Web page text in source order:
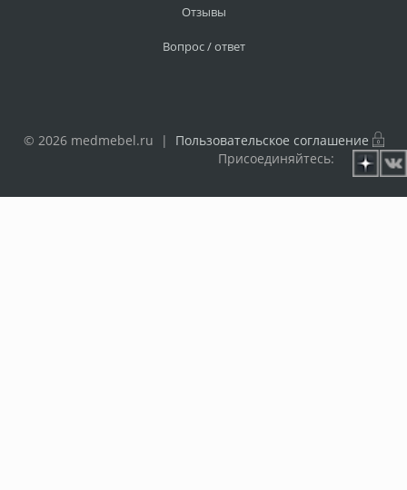
Отзывы
Вопрос / ответ
© 2026 medmebel.ru | Пользовательское соглашение
Присоединяйтесь: